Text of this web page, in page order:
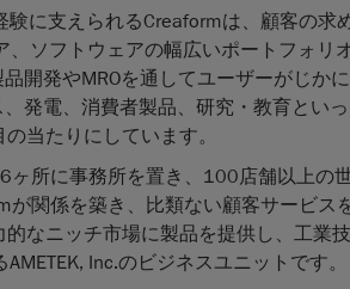
に支えられるCreaformは、顧客の求
ソフトウェアの幅広いポートフォリ
開発やMROを通してユーザーがじか
発電、消費者製品、研究・教育とい
当たりにしています。
所に事務所を置き、100店舗以上の
関係を築き、比類ない顧客サービス
なニッチ市場に製品を提供し、工業
Inc.のビジネスユニットです。